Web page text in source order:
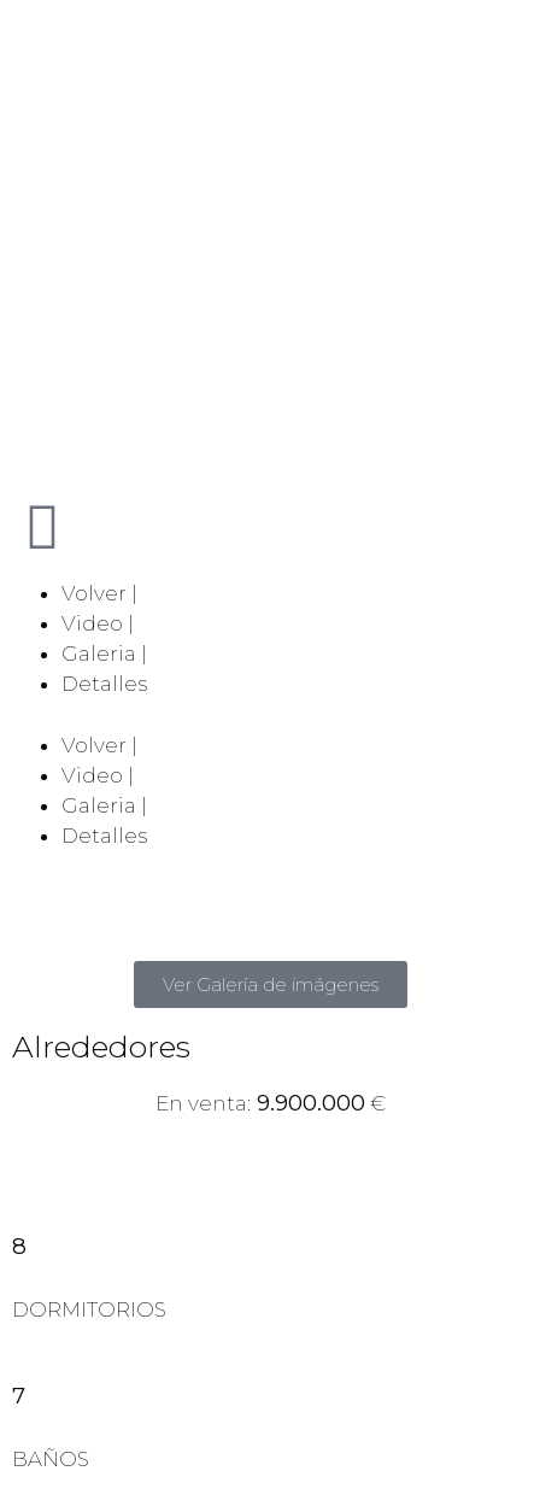
Volver |
Video |
Galeria |
Detalles
Volver |
Video |
Galeria |
Detalles
Ver Galería de imágenes
Alrededores
En venta: 9.900.000 €
8
DORMITORIOS
7
BAÑOS